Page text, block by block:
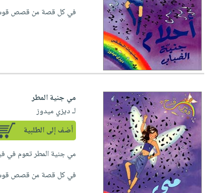
في كل قصة من قصص
مي جنية المطر
لـ ديزي ميدوز
أضف إلى الطلبية
مي جنية المطر تعوم في
في كل قصة من قصص